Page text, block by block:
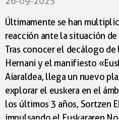
sistema de inmersión.
Últimamente se han
reacción ante la situación
Tras conocer el decálogo de
Hernani y el manifiesto
Aiaraldea, llega un nuevo
explorar el euskera en el
los últimos 3 años, Sortzen
impulsando el Euskararen